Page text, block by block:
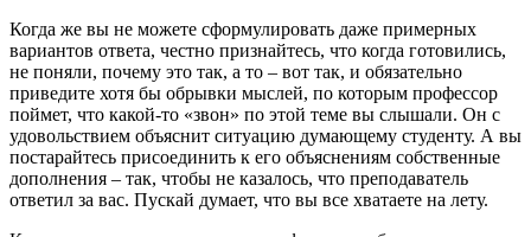
Когда же вы не можете сформулировать даже примерных
вариантов ответа, честно признайтесь, что когда готовились,
не поняли, почему это так, а то – вот так, и обязательно
приведите хотя бы обрывки мыслей, по которым профессор
поймет, что какой-то «звон» по этой теме вы слышали. Он с
удовольствием объяснит ситуацию думающему студенту. А вы
постарайтесь присоединить к его объяснениям собственные
дополнения – так, чтобы не казалось, что преподаватель
ответил за вас. Пускай думает, что вы все хватаете на лету.